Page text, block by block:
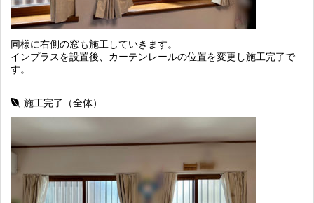
同様に右側の窓も施工していきます。
インプラスを設置後、カーテンレールの位置を変更し施工完了で
す。
施工完了（全体）